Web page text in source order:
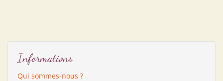
Informations
Qui sommes-nous ?